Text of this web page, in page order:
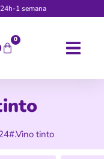
1 semana
0
tinto